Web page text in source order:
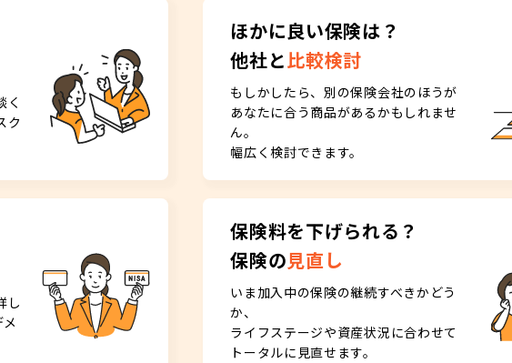
く
ク
ほかに良い保険は？
他社と比較検討
もしかしたら、別の保険会社のほうが
あなたに合う商品があるかもしれませ
ん。
幅広く検討できます。
し
保険料を下げられる？
保険の見直し
いま加入中の保険の継続すべきかどう
か、
ライフステージや資産状況に合わせて
トータルに見直せます。